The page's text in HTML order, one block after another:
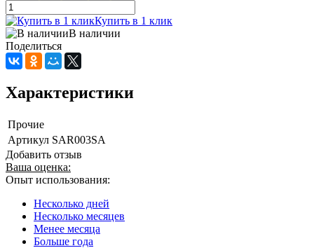
Купить в 1 клик
В наличии
Поделиться
Характеристики
Прочие
Артикул SAR003SA
Добавить отзыв
Ваша оценка:
Опыт использования:
Несколько дней
Несколько месяцев
Менее месяца
Больше года